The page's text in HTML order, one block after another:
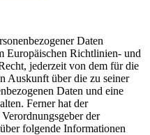
Daten
Europäischen Richtlinien- und
jederzeit von dem für die
Auskunft über die zu seiner
Daten und eine
Ferner hat der
der
folgende Informationen